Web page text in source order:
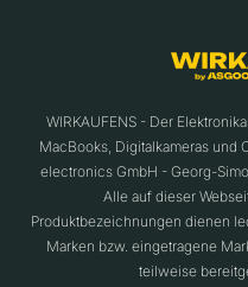
WIRKAUFENS - Der
MacBooks, Digitalkameras
electronics GmbH - Georg-
Alle auf dieser
Produktbezeichnungen dienen
Marken bzw. eingetragene
teilweise